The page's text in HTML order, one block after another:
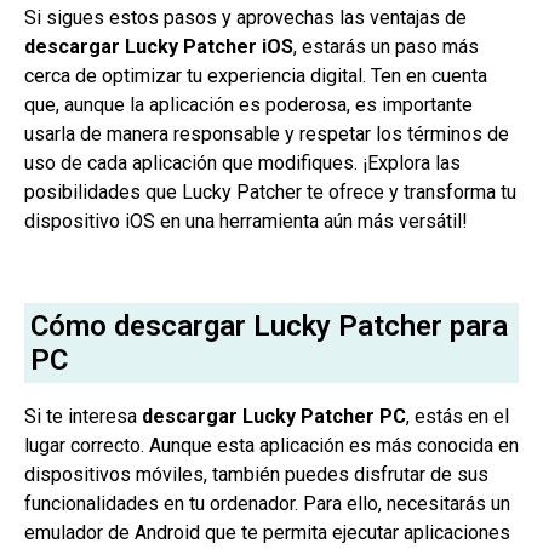
Si sigues estos pasos y aprovechas las ventajas de
descargar Lucky Patcher iOS, estarás un paso más
cerca de optimizar tu experiencia digital. Ten en cuenta
que, aunque la aplicación es poderosa, es importante
usarla de manera responsable y respetar los términos de
uso de cada aplicación que modifiques. ¡Explora las
posibilidades que Lucky Patcher te ofrece y transforma tu
dispositivo iOS en una herramienta aún más versátil!
Cómo descargar Lucky Patcher para
PC
Si te interesa descargar Lucky Patcher PC, estás en el
lugar correcto. Aunque esta aplicación es más conocida en
dispositivos móviles, también puedes disfrutar de sus
funcionalidades en tu ordenador. Para ello, necesitarás un
emulador de Android que te permita ejecutar aplicaciones